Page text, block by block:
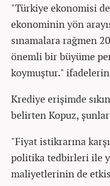
"Türkiye ekonomisi
ekonominin yön
sınamalara rağmen
önemli bir büyüme
koymuştur."
Krediye erişimde
belirten Kopuz,
"Fiyat istikrarına
politika tedbirleri ile
maliyetlerinin de